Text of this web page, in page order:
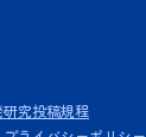
究投稿規程